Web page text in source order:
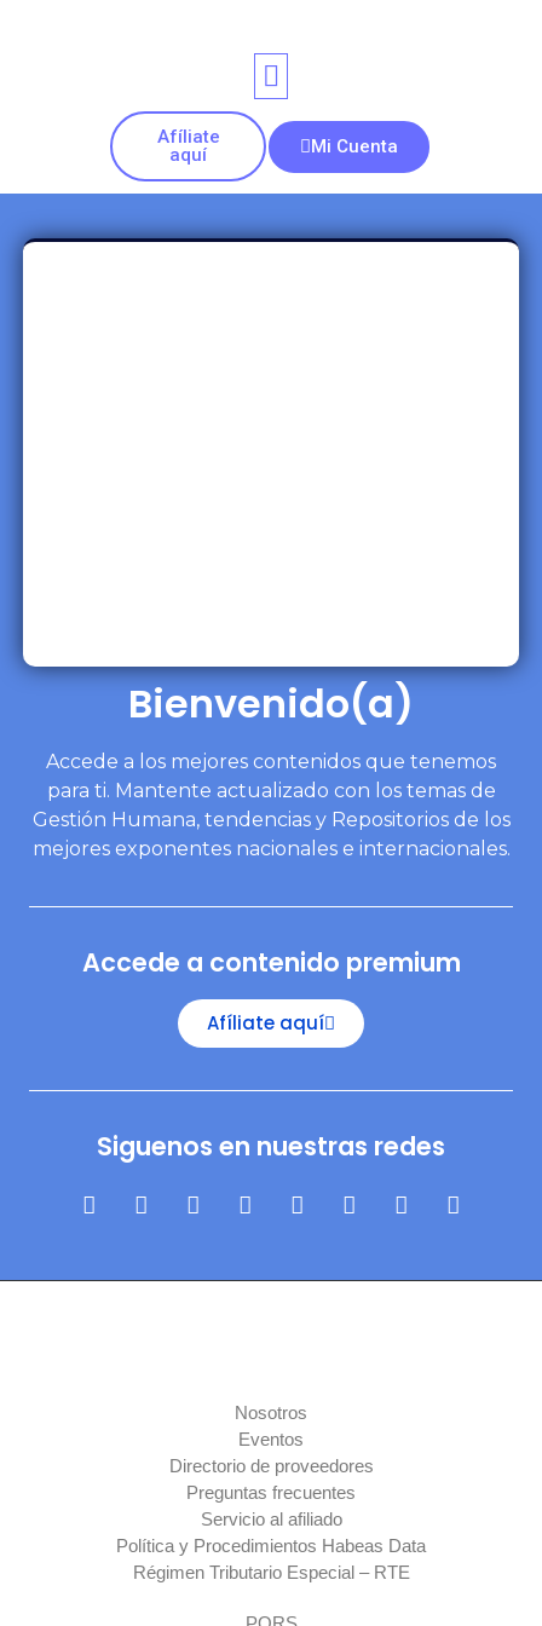
Afíliate
aquí
Mi Cuenta
Bienvenido(a)
Accede a los mejores contenidos que tenemos
para ti. Mantente actualizado con los temas de
Gestión Humana, tendencias y Repositorios de los
mejores exponentes nacionales e internacionales.
Accede a contenido premium
Afíliate aquí
Siguenos en nuestras redes
Nosotros
Eventos
Directorio de proveedores
Preguntas frecuentes
Servicio al afiliado
Política y Procedimientos Habeas Data
Régimen Tributario Especial – RTE​